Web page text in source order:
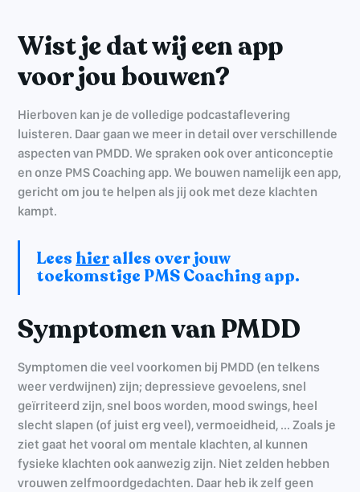
Wist je dat wij een app
voor jou bouwen?
Hierboven kan je de volledige podcastaflevering
luisteren. Daar gaan we meer in detail over verschillende
aspecten van PMDD. We spraken ook over anticonceptie
en onze PMS Coaching app. We bouwen namelijk een app,
gericht om jou te helpen als jij ook met deze klachten
kampt.
Lees hieralles over jouw
toekomstige PMS Coaching app.
Symptomen van PMDD
Symptomen die veel voorkomen bij PMDD (en telkens
weer verdwijnen) zijn; depressieve gevoelens, snel
geïrriteerd zijn, snel boos worden, mood swings, heel
slecht slapen (of juist erg veel), vermoeidheid, ... Zoals je
ziet gaat het vooral om mentale klachten, al kunnen
fysieke klachten ook aanwezig zijn. Niet zelden hebben
vrouwen zelfmoordgedachten. Daar heb ik zelf geen